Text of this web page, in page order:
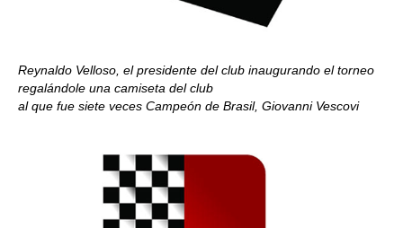
Reynaldo Velloso, el presidente del club inaugurando el torneo
regalándole una camiseta del club
al que fue siete veces Campeón de Brasil, Giovanni Vescovi